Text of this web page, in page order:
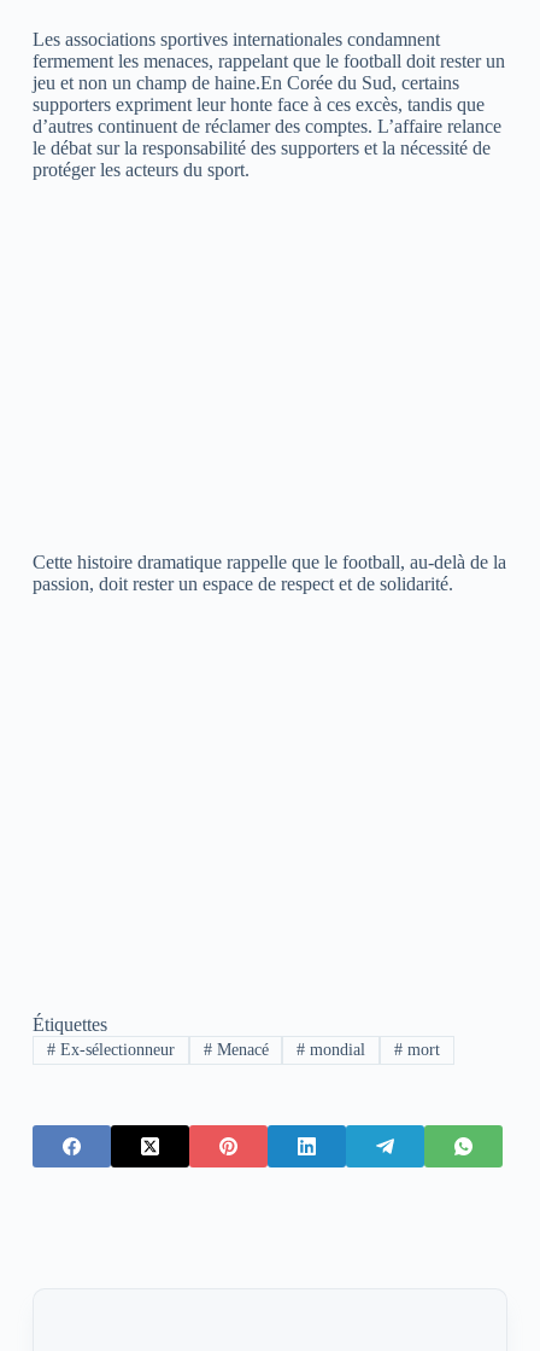
Les associations sportives internationales condamnent
fermement les menaces, rappelant que le football doit rester un
jeu et non un champ de haine.En Corée du Sud, certains
supporters expriment leur honte face à ces excès, tandis que
d’autres continuent de réclamer des comptes. L’affaire relance
le débat sur la responsabilité des supporters et la nécessité de
protéger les acteurs du sport.
Cette histoire dramatique rappelle que le football, au-delà de la
passion, doit rester un espace de respect et de solidarité.
Étiquettes
#Ex-sélectionneur #Menacé # mondial # mort